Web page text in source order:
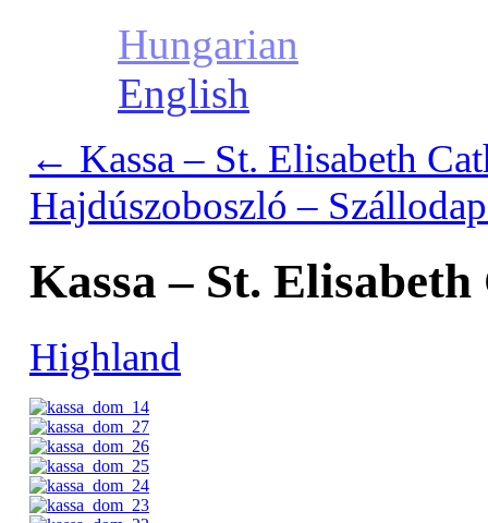
Hungarian
English
← Kassa – St. Elisabeth
Hajdúszoboszló –
Kassa – St.
Highland